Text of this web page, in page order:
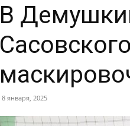
В
8 января, 2025